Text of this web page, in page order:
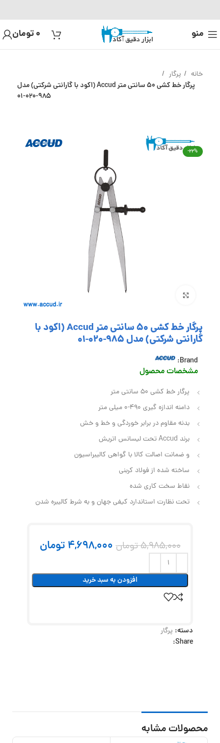
منو 0تومان
خانه پرگار
پرگار خط کشی 50 سانتی متر Accud (اکود با گارانتی شرکتی) مدل
985-020-01
-22%
پرگار خط کشی 50 سانتی متر Accud (اکود با
گارانتی شرکتی) مدل 985-020-01
Brand:
مشخصات محصول
پرگار خط کشی 50 سانتی متر
دامنه اندازه گیری 490-0 میلی متر
بدنه مقاوم در برابر خوردگی و خط و خش
برند Accud تحت لیسانس اتریش
و ضمانت اصالت کالا با گواهی کالیبراسیون
ساخته شده از فولاد کربنی
نقاط سخت‌ کاری شده
تحت نظارت استاندارد کیفی جهان و به شرط کالیبره شدن
5,985,000تومان 4,698,000 تومان
افزودن به سبد خرید
دسته: پرگار
Share:
محصولات مشابه